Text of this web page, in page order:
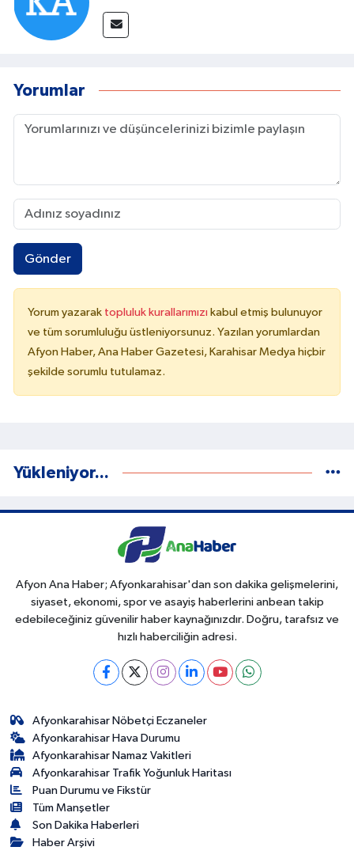
Yorumlar
Gönder
Yorum yazarak topluluk kurallarımızı kabul etmiş bulunuyor
ve tüm sorumluluğu üstleniyorsunuz. Yazılan yorumlardan
Afyon Haber, Ana Haber Gazetesi, Karahisar Medya hiçbir
şekilde sorumlu tutulamaz.
Yükleniyor...
Afyon Ana Haber; Afyonkarahisar'dan son dakika gelişmelerini,
siyaset, ekonomi, spor ve asayiş haberlerini anbean takip
edebileceğiniz güvenilir haber kaynağınızdır. Doğru, tarafsız ve
hızlı haberciliğin adresi.
Afyonkarahisar Nöbetçi Eczaneler
Afyonkarahisar Hava Durumu
Afyonkarahisar Namaz Vakitleri
Afyonkarahisar Trafik Yoğunluk Haritası
Puan Durumu ve Fikstür
Tüm Manşetler
Son Dakika Haberleri
Haber Arşivi